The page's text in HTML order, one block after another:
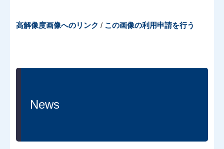
高解像度画像へのリンク / この画像の利用申請を行う
News